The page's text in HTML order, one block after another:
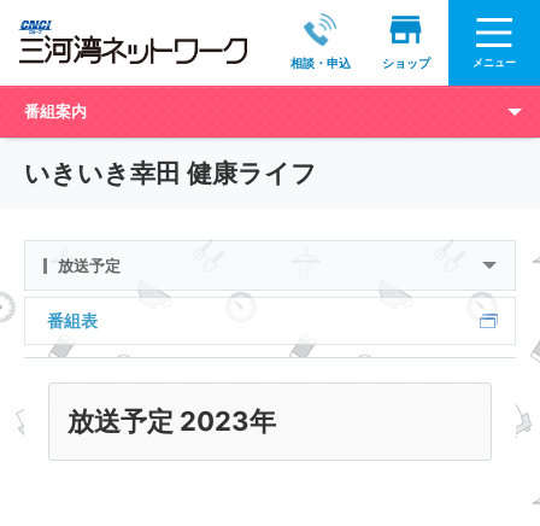
相談・申込 ショップ メニュー
番組案内
いきいき幸田 健康ライフ
放送予定
番組表
放送予定 2023年